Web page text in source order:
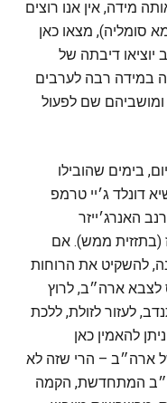
מידה, אין אנו רוצים
סומליה), מצאו כאן
יוציאו דיבתה של
במידה רבה לערבים
שם לפעול
בימים שהובילו
דונלד ג׳יי טרמפ
האנרג׳ייזר
(בתזזית ממש). אם
להשקיט את הרוחות
לצבא ארה״ב, לרוץ
לעזור לזולת, ללכת
להאמין כאן
ארה״ב – הרי שזה לא
המתחדשת, הקמה